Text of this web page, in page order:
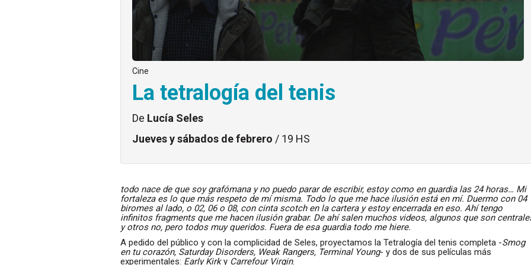
Cine
La tetralogía del tenis
De Lucía Seles
Jueves y sábados de febrero / 19 HS
todo nace de que soy grafómana y no puedo parar de escribir, estoy como en guardia las 24 horas… Mi
fortaleza es lo que más respeto de mí misma. Todo lo que me hace ilusión está en mí. Duermo con 04
biromes al lado, o 02, 06 o 08, con cinta scotch en la cartera y estoy encerrada en eso. Ahí tengo
infinitos fragments que me hacen ilusión grabar. De ahí salen muchos videos, algunos que son
y otros no, pero todos muy queridos. Fuera de esa guardia todo me hiere.
A pedido del público y con la complicidad de Seles, proyectamos la Tetralogía del tenis completa -Smog
en tu corazón, Saturday Disorders, Weak Rangers, Terminal Young- y dos de sus películas más
experimentales: Early Kirky Carrefour Virgin.